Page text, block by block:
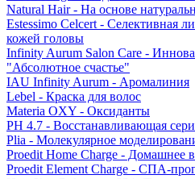
Natural Hair - На основе
Estessimo Celcert - Селективная
кожей головы
Infinity Aurum Salon Care -
"Абсолютное счастье"
IAU Infinity Aurum - Аромалиния
Lebel - Краска для волос
Materia OXY - Оксиданты
PH 4.7 - Восстанавливающая
Plia - Молекулярное
Proedit Home Charge - Домашнее
Proedit Element Charge - СПА-